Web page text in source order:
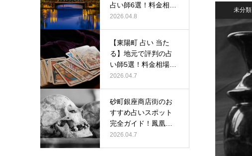
未分類
占い師6選！料金相場
から予…
2026.04.8
【東陽町 占い 当た
る】地元で評判の占
い師5選！料金相場か
ら人気占…
2026.04.7
砂町銀座商店街のお
すすめ占いスポット
完全ガイド！鳳凰堂
で体験できる…
2026.04.7